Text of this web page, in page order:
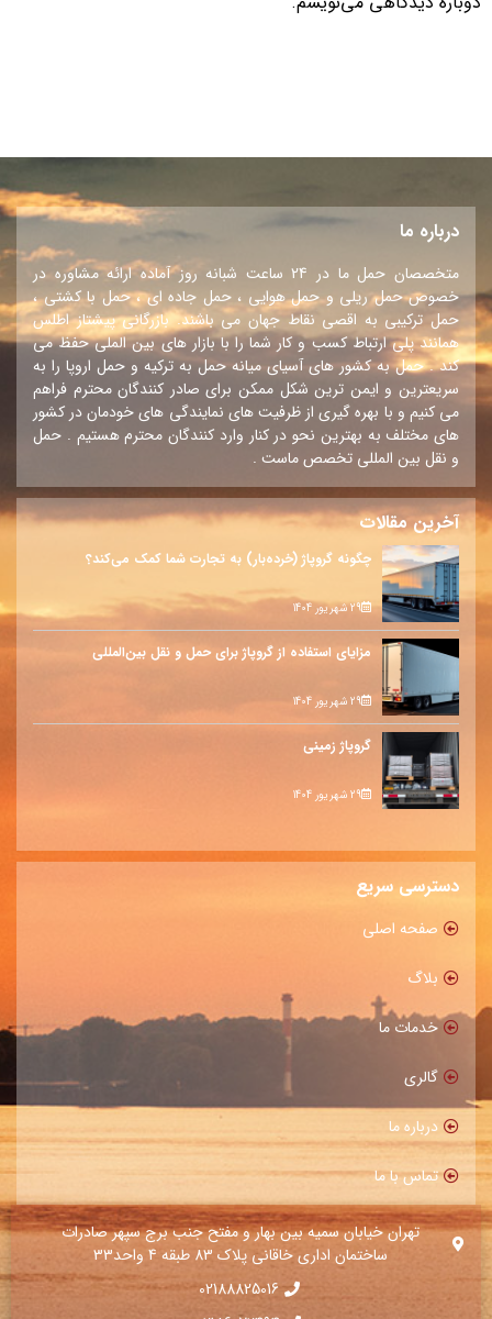
درباره ما
متخصصان حمل ما در 24 ساعت شبانه روز آماده ارائه مشاوره در
خصوص حمل ریلی و حمل هوایی ، حمل جاده ای ، حمل با کشتی ،
حمل ترکیبی به اقصی نقاط جهان می باشند. بازرگانی پیشتاز اطلس
همانند پلی ارتباط کسب و کار شما را با بازار های بین الملی حفظ می
کند . حمل به کشور های آسیای میانه حمل به ترکیه و حمل اروپا را به
سریعترین و ایمن ترین شکل ممکن برای صادر کنندگان محترم فراهم
می کنیم و با بهره گیری از ظرفیت های نمایندگی های خودمان در کشور
های مختلف به بهترین نحو در کنار وارد کنندگان محترم هستیم . حمل
و نقل بین المللی تخصص ماست .
آخرین مقالات
چگونه گروپاژ (خرده‌بار) به تجارت شما کمک می‌کند؟
29 شهریور 1404
مزایای استفاده از گروپاژ برای حمل و نقل بین‌المللی
29 شهریور 1404
گروپاژ زمینی
29 شهریور 1404
دسترسی سریع
صفحه اصلی
بلاگ
خدمات ما
گالری
درباره ما
تماس با ما
تهران خیابان سمیه بین بهار و مفتح جنب برج سپهر صادرات
ساختمان اداری خاقانی پلاک 83 طبقه 4 واحد33
02188825016